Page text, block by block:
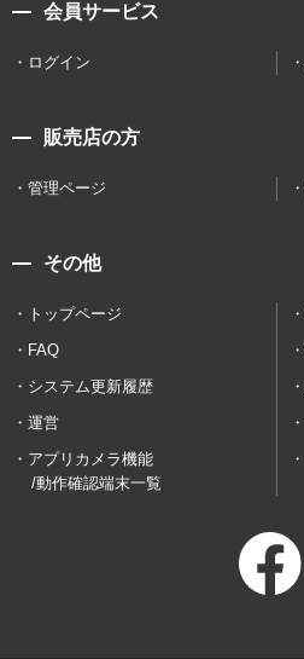
会員サービス
ログイン
販売店の方
管理ページ
その他
トップページ
FAQ
システム更新履歴
運営
アプリカメラ機能
/動作確認端末一覧